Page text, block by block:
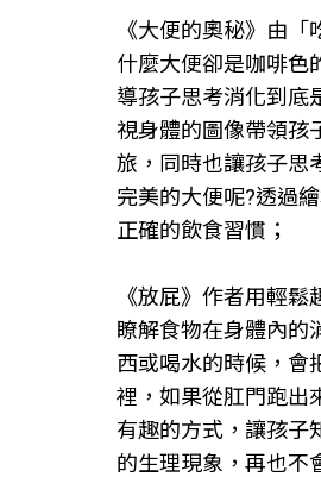
《大便的奧秘》由
什麼大便卻是咖啡色
導孩子思考消化到底
視身體的圖像帶領孩
旅，同時也讓孩子思
完美的大便呢?透過
正確的飲食習慣；
《放屁》作者用輕
瞭解食物在身體內的
西或喝水的時候，會
裡，如果從肛門跑出
有趣的方式，讓孩子
的生理現象，再也不